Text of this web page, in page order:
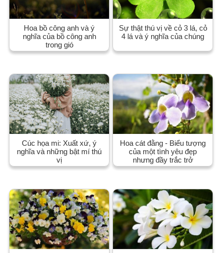
Hoa bồ công anh và ý
nghĩa của bồ công anh
trong gió
Sự thật thú vị về cỏ 3 lá, cỏ
4 lá và ý nghĩa của chúng
Cúc họa mi: Xuất xứ, ý
nghĩa và những bật mí thú
vị
Hoa cát đằng - Biểu tượng
của một tình yêu đẹp
nhưng đầy trắc trở